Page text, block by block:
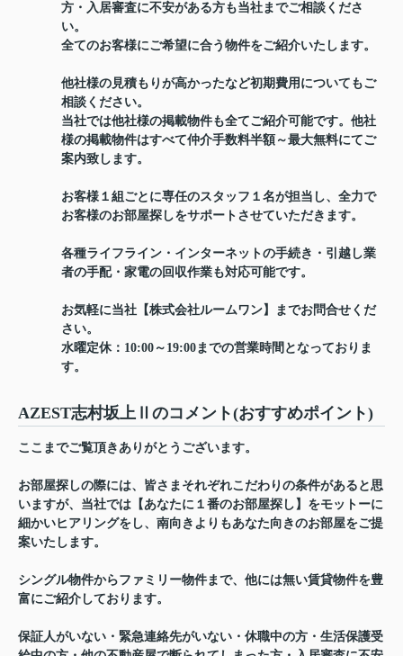
方・入居審査に不安がある方も当社までご相談くださ
い。
全てのお客様にご希望に合う物件をご紹介いたします。
他社様の見積もりが高かったなど初期費用についてもご
相談ください。
当社では他社様の掲載物件も全てご紹介可能です。他社
様の掲載物件はすべて仲介手数料半額～最大無料にてご
案内致します。
お客様１組ごとに専任のスタッフ１名が担当し、全力で
お客様のお部屋探しをサポートさせていただきます。
各種ライフライン・インターネットの手続き・引越し業
者の手配・家電の回収作業も対応可能です。
お気軽に当社【株式会社ルームワン】までお問合せくだ
さい。
水曜定休：10:00～19:00までの営業時間となっておりま
す。
AZEST志村坂上Ⅱのコメント(おすすめポイント)
ここまでご覧頂きありがとうございます。
お部屋探しの際には、皆さまそれぞれこだわりの条件があると思
いますが、当社では【あなたに１番のお部屋探し】をモットーに
細かいヒアリングをし、南向きよりもあなた向きのお部屋をご提
案いたします。
シングル物件からファミリー物件まで、他には無い賃貸物件を豊
富にご紹介しております。
保証人がいない・緊急連絡先がいない・休職中の方・生活保護受